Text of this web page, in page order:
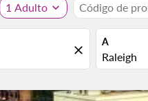
1 Adulto expand_more Código de
close
A